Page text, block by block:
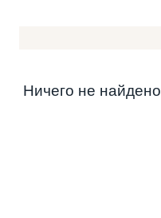
Ничего не найдено